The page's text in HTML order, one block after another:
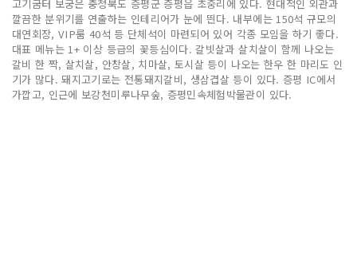
고기굼터 보궁은 충청북도 증평군 증평읍 초중리에 있다. 현대적인 외관과
깔끔한 분위기를 연출하는 인테리어가 눈에 띈다. 내부에는 150석 규모의
대연회장, VIP룸 40석 등 단체석이 마련되어 있어 각종 모임을 하기 좋다.
대표 메뉴는 1+ 이상 등급의 꽃등심이다. 갈빗살과 살치살이 함께 나오는
갈비 한 짝, 살치살, 안창살, 치마살, 토시살 등이 나오는 한우 한 마리도 인
기가 많다. 돼지고기로는 전통돼지갈비, 생삼겹살 등이 있다. 증평 IC에서
가깝고, 인근에 보강천미루나무숲, 증평민속체험박물관이 있다.